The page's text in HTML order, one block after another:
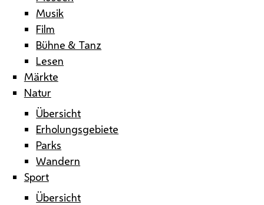
Musik
Film
Bühne & Tanz
Lesen
Märkte
Natur
Übersicht
Erholungsgebiete
Parks
Wandern
Sport
Übersicht